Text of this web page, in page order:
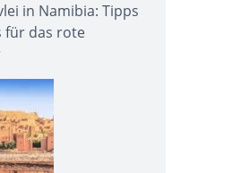
in Namibia: Tipps
für das rote